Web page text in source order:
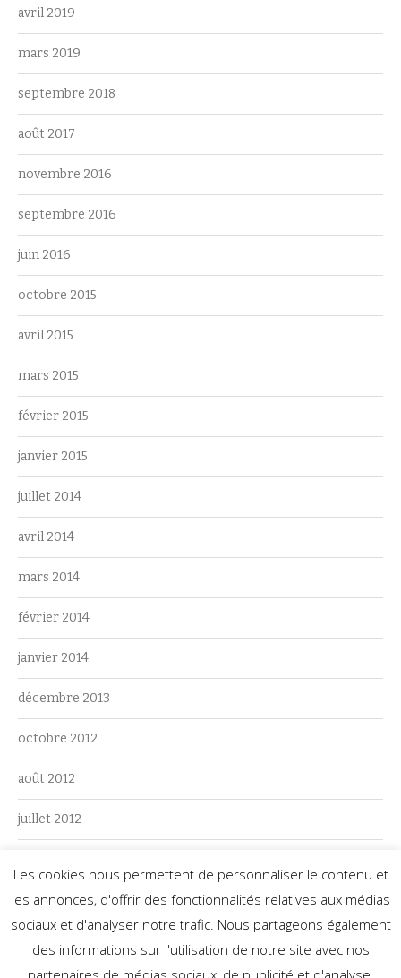
avril 2019
mars 2019
septembre 2018
août 2017
novembre 2016
septembre 2016
juin 2016
octobre 2015
avril 2015
mars 2015
février 2015
janvier 2015
juillet 2014
avril 2014
mars 2014
février 2014
janvier 2014
décembre 2013
octobre 2012
août 2012
juillet 2012
mai 2012
Les cookies nous permettent de personnaliser le contenu et
les annonces, d'offrir des fonctionnalités relatives aux médias
sociaux et d'analyser notre trafic. Nous partageons également
des informations sur l'utilisation de notre site avec nos
partenaires de médias sociaux, de publicité et d'analyse.